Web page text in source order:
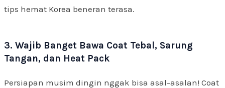
tips hemat Korea beneran terasa.
3. Wajib Banget Bawa Coat Tebal, Sarung
Tangan, dan Heat Pack
Persiapan musim dingin nggak bisa asal-asalan! Coat